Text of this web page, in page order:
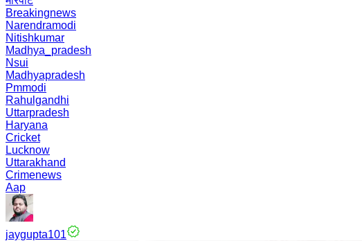
Breakingnews
Narendramodi
Nitishkumar
Madhya_pradesh
Nsui
Madhyapradesh
Pmmodi
Rahulgandhi
Uttarpradesh
Haryana
Cricket
Lucknow
Uttarakhand
Crimenews
Aap
jaygupta101